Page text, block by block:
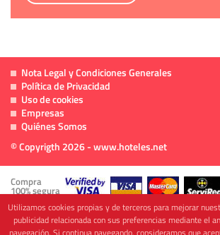
Nota Legal y Condiciones Generales
Política de Privacidad
Uso de cookies
Empresas
Quiénes Somos
© Copyrigth 2026 - www.hoteles.net
Compra
100% segura
Utilizamos cookies propias y de terceros para mejorar
publicidad relacionada con sus preferencias mediante el